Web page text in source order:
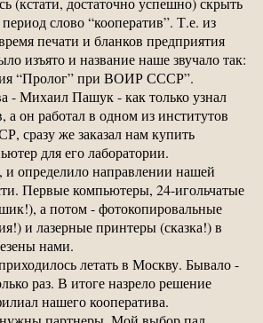
период слово “кооператив”. Т.е. из
печати и бланков предприятия
изъято и название наше звучало так:
“Пролог” при ВОИР СССР”.
- Михаил Пашук - как только узнал
а он работал в одном из институтов
сразу же заказал нам купить
для его лаборатории.
определило направлении нашей
Первые компьютеры, 24-игольчатые
а потом - фотокопировальные
и лазерные принтеры (сказка!) в
нами.
летать в Москву. Бывало -
раз. В итоге назрело решение
нашего кооператива.